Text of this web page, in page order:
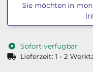
Sie möchten in
Sofort verfügbar
Lieferzeit: 1 - 2